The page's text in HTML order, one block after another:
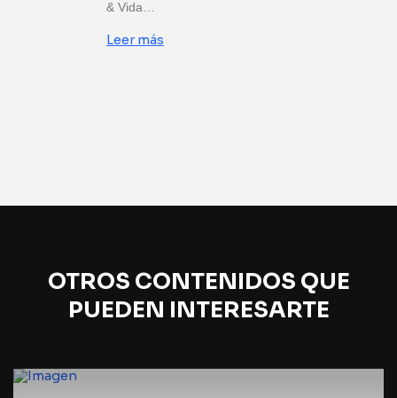
& Vida…
Leer más
OTROS CONTENIDOS QUE
PUEDEN INTERESARTE